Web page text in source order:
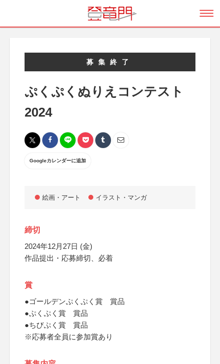
募集終了
ぷくぷくぬりえコンテスト
2024
Googleカレンダーに追加
絵画・アート イラスト・マンガ
締切
2024年12月27日 (金)
作品提出・応募締切、必着
賞
●ゴールデンぷくぷく賞 賞品
●ぷくぷく賞 賞品
●ちびぷく賞 賞品
※応募者全員に参加賞あり